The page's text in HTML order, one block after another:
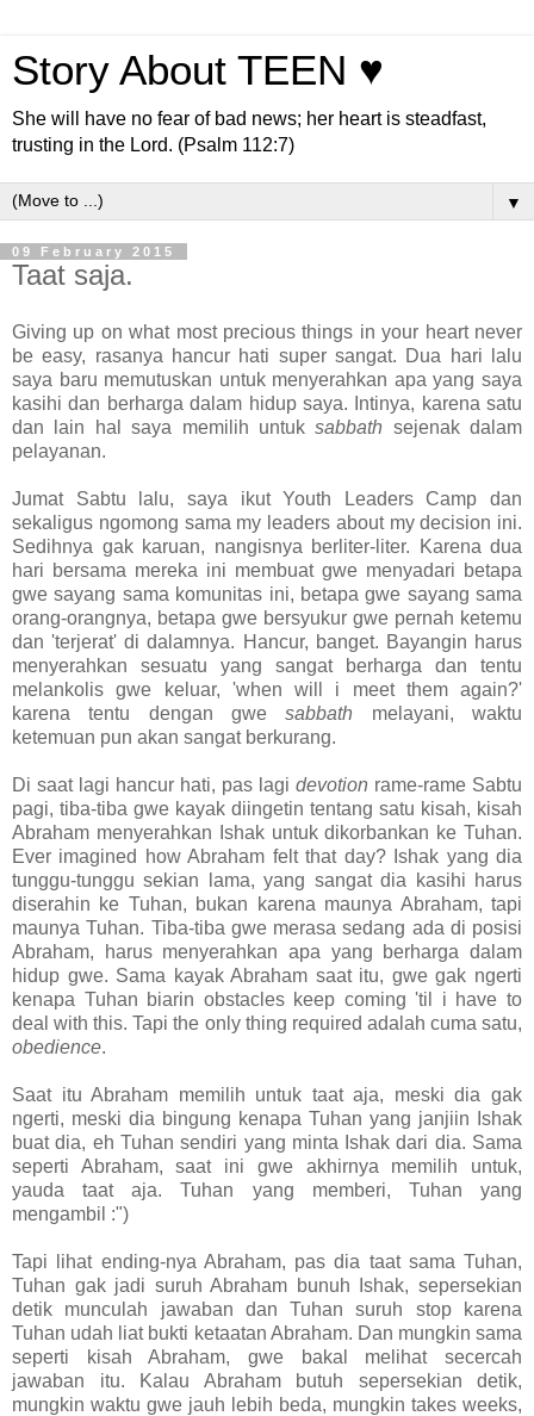
Story About TEEN ♥
She will have no fear of bad news; her heart is steadfast,
trusting in the Lord. (Psalm 112:7)
▼
09 February 2015
Taat saja.
Giving up on what most precious things in your heart never
be easy, rasanya hancur hati super sangat. Dua hari lalu
saya baru memutuskan untuk menyerahkan apa yang saya
kasihi dan berharga dalam hidup saya. Intinya, karena satu
dan lain hal saya memilih untuksabbath sejenak dalam
pelayanan.
Jumat Sabtu lalu, saya ikut Youth Leaders Camp dan
sekaligus ngomong sama my leaders about my decision ini.
Sedihnya gak karuan, nangisnya berliter-liter. Karena dua
hari bersama mereka ini membuat gwe menyadari betapa
gwe sayang sama komunitas ini, betapa gwe sayang sama
orang-orangnya, betapa gwe bersyukur gwe pernah ketemu
dan 'terjerat' di dalamnya. Hancur, banget. Bayangin harus
menyerahkan sesuatu yang sangat berharga dan tentu
melankolis gwe keluar, 'when will i meet them again?'
karena tentu dengan gwesabbath melayani, waktu
ketemuan pun akan sangat berkurang.
Di saat lagi hancur hati, pas lagi devotion rame-rame Sabtu
pagi, tiba-tiba gwe kayak diingetin tentang satu kisah, kisah
Abraham menyerahkan Ishak untuk dikorbankan ke Tuhan.
Ever imagined how Abraham felt that day? Ishak yang dia
tunggu-tunggu sekian lama, yang sangat dia kasihi harus
diserahin ke Tuhan, bukan karena maunya Abraham, tapi
maunya Tuhan. Tiba-tiba gwe merasa sedang ada di posisi
Abraham, harus menyerahkan apa yang berharga dalam
hidup gwe. Sama kayak Abraham saat itu, gwe gak ngerti
kenapa Tuhan biarin obstacles keep coming 'til i have to
deal with this. Tapi the only thing required adalah cuma satu,
obedience.
Saat itu Abraham memilih untuk taat aja, meski dia gak
ngerti, meski dia bingung kenapa Tuhan yang janjiin Ishak
buat dia, eh Tuhan sendiri yang minta Ishak dari dia. Sama
seperti Abraham, saat ini gwe akhirnya memilih untuk,
yauda taat aja. Tuhan yang memberi, Tuhan yang
mengambil :")
Tapi lihat ending-nya Abraham, pas dia taat sama Tuhan,
Tuhan gak jadi suruh Abraham bunuh Ishak, sepersekian
detik munculah jawaban dan Tuhan suruh stop karena
Tuhan udah liat bukti ketaatan Abraham. Dan mungkin sama
seperti kisah Abraham, gwe bakal melihat secercah
jawaban itu. Kalau Abraham butuh sepersekian detik,
mungkin waktu gwe jauh lebih beda, mungkin takes weeks,